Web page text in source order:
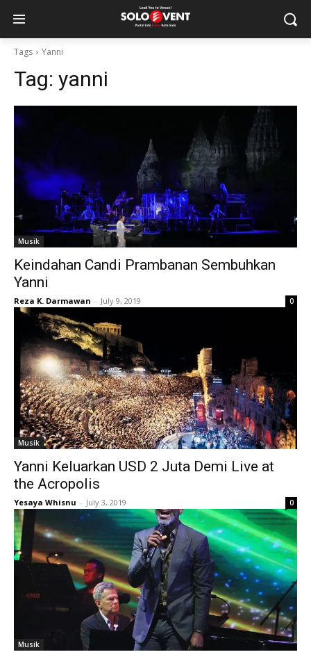
Tags Yanni
Tag: yanni
Musik
Keindahan Candi Prambanan Sembuhkan
Yanni
Reza K. Darmawan - July 9, 2019 0
Musik
Yanni Keluarkan USD 2 Juta Demi Live at
the Acropolis
Yesaya Whisnu - July 3, 2019 0
Musik